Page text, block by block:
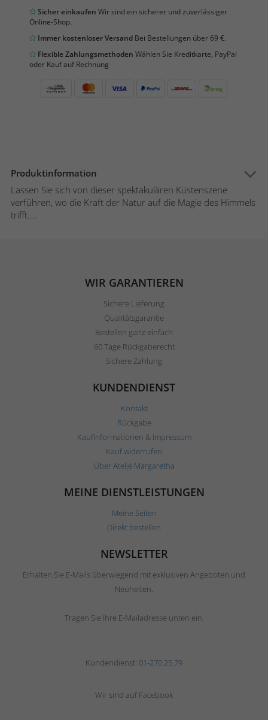
Sicher einkaufen Wir sind ein sicherer und zuverlässiger
Online-Shop.
Immer kostenloser Versand Bei Bestellungen über 69 €.
Flexible Zahlungsmethoden Wählen Sie Kreditkarte, PayPal
oder Kauf auf Rechnung
Produktinformation
Lassen Sie sich von dieser spektakulären Küstenszene
verführen, wo die Kraft der Natur auf die Magie des Himmels
trifft....
WIR GARANTIEREN
Sichere Lieferung
Qualitätsgarantie
Bestellen ganz einfach
60 Tage Rückgaberecht
Sichere Zahlung
KUNDENDIENST
Kontakt
Rückgabe
Kaufinformationen & Impressum
Kauf widerrufen
Über Ateljé Margaretha
MEINE DIENSTLEISTUNGEN
Meine Seiten
Direkt bestellen
NEWSLETTER
Erhalten Sie E-Mails überwiegend mit exklusiven Angeboten und
Neuheiten.
Tragen Sie Ihre E-Mailadresse unten ein.
Kundendienst: 01-270 25 79
Wir sind auf Facebook